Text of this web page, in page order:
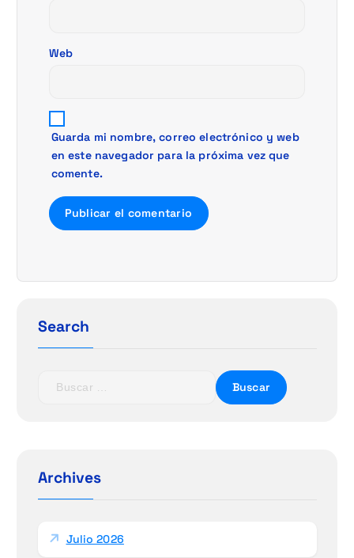
Web
Guarda mi nombre, correo electrónico y web
en este navegador para la próxima vez que
comente.
Search
r
:Archives
Julio 2026